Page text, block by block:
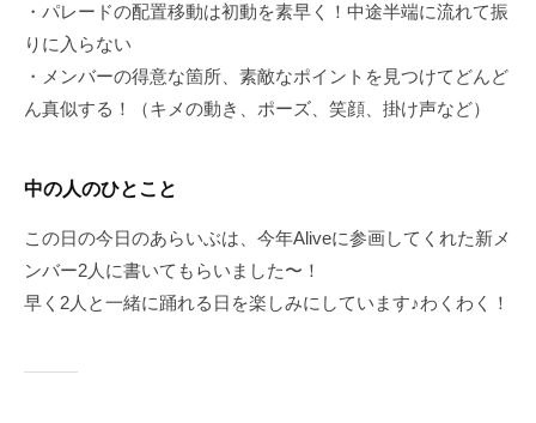
・パレードの配置移動は初動を素早く！中途半端に流れて振
りに入らない
・メンバーの得意な箇所、素敵なポイントを見つけてどんど
ん真似する！（キメの動き、ポーズ、笑顔、掛け声など）
中の人のひとこと
この日の今日のあらいぶは、今年Aliveに参画してくれた新メ
ンバー2人に書いてもらいました〜！
早く2人と一緒に踊れる日を楽しみにしています♪わくわく！